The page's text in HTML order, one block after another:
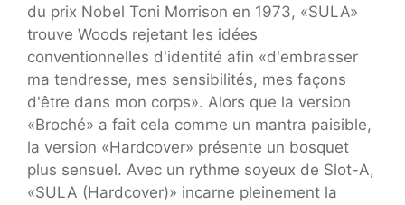
du prix Nobel Toni Morrison en 1973, «SULA»
trouve Woods rejetant les idées
conventionnelles d'identité afin «d'embrasser
ma tendresse, mes sensibilités, mes façons
d'être dans mon corps». Alors que la version
«Broché» a fait cela comme un mantra paisible,
la version «Hardcover» présente un bosquet
plus sensuel. Avec un rythme soyeux de Slot-A,
«SULA (Hardcover)» incarne pleinement la